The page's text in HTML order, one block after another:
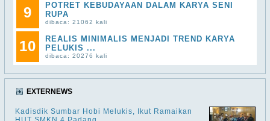
9
POTRET KEBUDAYAAN DALAM KARYA SENI
RUPA
dibaca: 21062 kali
10
REALIS MINIMALIS MENJADI TREND KARYA
PELUKIS ...
dibaca: 20276 kali
EXTERNEWS
Kadisdik Sumbar Hobi Melukis, Ikut Ramaikan